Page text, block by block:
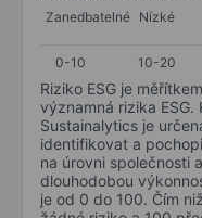
Zanedbatelné Nízké
0-10
10-20
Riziko ESG je
významná rizika ESG.
Sustainalytics je
identifikovat a
na úrovni společnosti
dlouhodobou
je od 0 do 100. Čím